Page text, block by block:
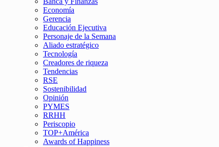
Economía
Gerencia
Educación Ejecutiva
Personaje de la Semana
Aliado estratégico
Tecnología
Creadores de riqueza
Tendencias
RSE
Sostenibilidad
Opinión
PYMES
RRHH
Periscopio
TOP+América
Awards of Happiness